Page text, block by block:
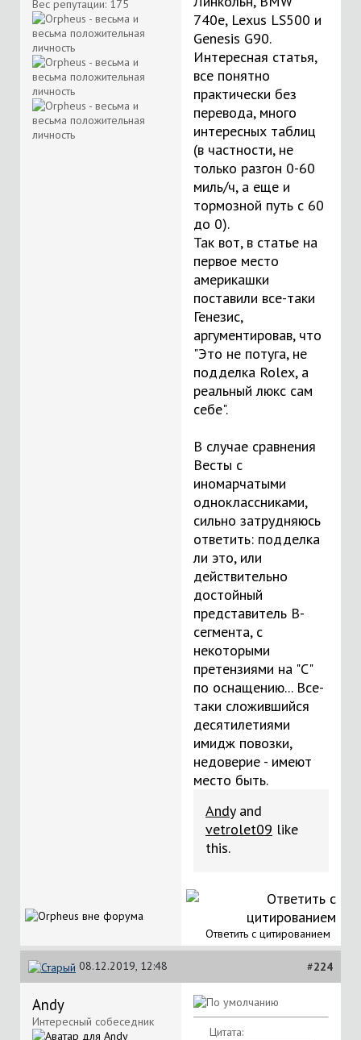
Вес репутации: 175
740е, Lexus LS500 и
Genesis G90.
Интересная статья,
все понятно
практически без
перевода, много
интересных таблиц
(в частности, не
только разгон 0-60
миль/ч, а еще и
тормозной путь с 60
до 0).
Так вот, в статье на
первое место
америкашки
поставили все-таки
Генезис,
аргументировав, что
"Это не потуга, не
подделка Rolex, а
реальный люкс сам
себе".
В случае сравнения
Весты с
иномарчатыми
одноклассниками,
сильно затрудняюсь
ответить: подделка
ли это, или
действительно
достойный
представитель B-
сегмента, с
некоторыми
претензиями на "С"
по оснащению... Все-
таки сложившийся
десятилетиями
имидж повозки,
недоверие - имеют
место быть.
Andyand
vetrolet09 like
this.
Ответить с цитированием
08.12.2019, 12:48 #224
Andy
Интересный собеседник
Цитата: